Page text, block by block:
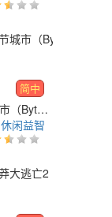
简中
字节城市（Byte City）
休闲益智